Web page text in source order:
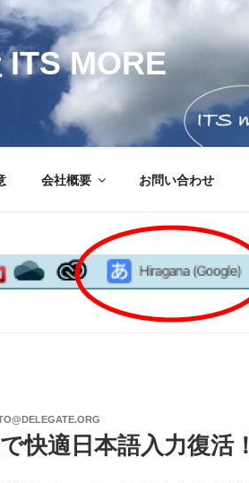
ITS MORE
会社概要 お問い合わせ
快適日本語入力復活！